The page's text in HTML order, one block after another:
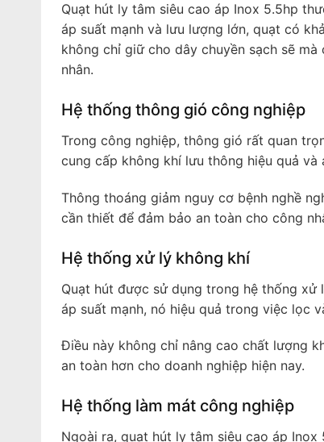
Quạt hút ly tâm siêu cao áp Inox 5.5hp
áp suất mạnh và lưu lượng lớn, quạt có
không chỉ giữ cho dây chuyền sạch sẽ
nhân.
Hệ thống thông gió công nghiệp
Trong công nghiệp, thông gió rất quan
cung cấp không khí lưu thông hiệu quả và
Thông thoáng giảm nguy cơ bệnh nghề
cần thiết để đảm bảo an toàn cho công
Hệ thống xử lý không khí
Quạt hút được sử dụng trong hệ thống
áp suất mạnh, nó hiệu quả trong việc lọc
Điều này không chỉ nâng cao chất lượng
an toàn hơn cho doanh nghiệp hiện nay.
Hệ thống làm mát công nghiệp
Ngoài ra, quạt hút ly tâm siêu cao áp